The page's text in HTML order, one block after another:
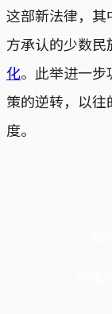
这部新法律，
方承认的少数民
化。此举进一
策的逆转，以
度。